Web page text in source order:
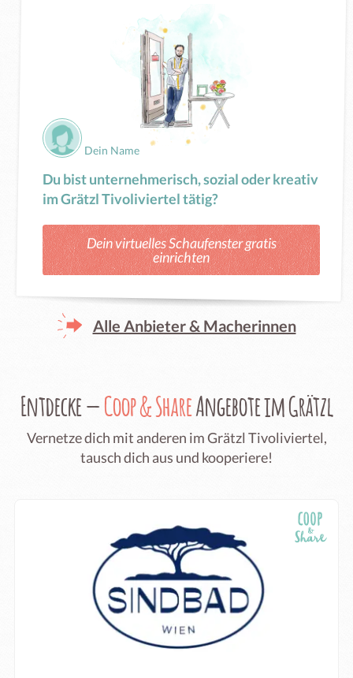
Dein Name
Du bist unternehmerisch, sozial oder kreativ
im Grätzl Tivoliviertel tätig?
Dein virtuelles Schaufenster gratis
einrichten
Alle Anbieter & Macherinnen
Entdecke —Coop & ShareAngebote im Grätzl
Vernetze dich mit anderen im Grätzl Tivoliviertel,
tausch dich aus und kooperiere!